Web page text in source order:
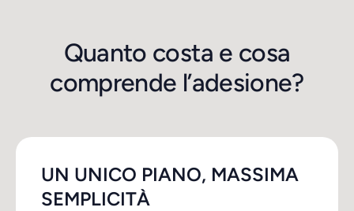
Quanto costa e cosa
comprende l’adesione?
UN UNICO PIANO, MASSIMA
SEMPLICITÀ